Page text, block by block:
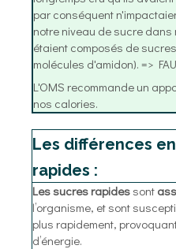
par conséquent
notre niveau de sucre
étaient composés de
molécules d'amidon). =>
L'OMS recommande un
nos calories.
Les différences
rapides :
Les sucres rapidessont
l’organisme, et sont
plus rapidement,
d’énergie.